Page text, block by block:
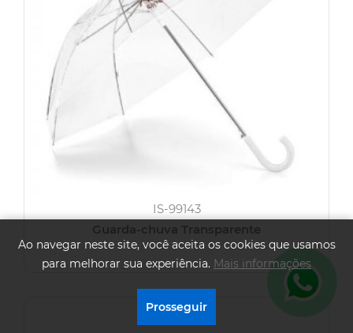
IS-99143
Guarda-chuva Transparente
Ao navegar neste site, você aceita os cookies que usamos
para melhorar sua experiência. Mais informações
Prosseguir